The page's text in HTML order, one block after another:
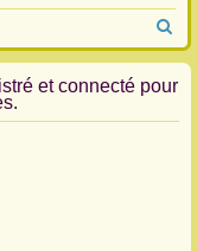
e
c
et connecté pour